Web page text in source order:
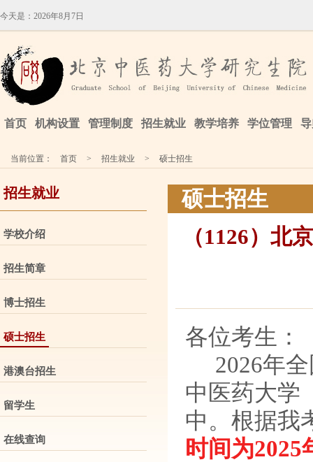
今天是： 2026年8月7日
首页 机构设置 管理制度 招生就业 教学培养 学位管理
当前位置： 首页 > 招生就业 > 硕士招生
招生就业
学校介绍
招生简章
博士招生
硕士招生
港澳台招生
留学生
在线查询
硕士招生
（1126）北
各位考生：
2026年
中医药大学
中。根据我
时间为2025